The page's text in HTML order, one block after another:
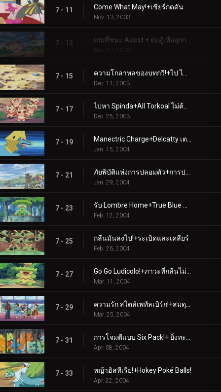
7 - 11 Come What May!+เชียร์กดดัน
Nov. 13, 2003
7 - 13
7 - 15
Dec. 11, 2003
7 - 17
Dec. 25, 2003
7 - 19
Jan. 15, 2004
7 - 21
Jan. 29, 2004
7 - 23
Feb. 12, 2004
7 - 25 กลืนมันลงไป!+ระเบิดและเคลียร์
Feb. 26, 2004
7 - 27
Mar. 11, 2004
7 - 29
Mar. 25, 2004
7 - 31
Apr. 08, 2004
7 - 33 หญ้าฮิสทีเรีย!+Hokey Poké Balls!
Apr. 22, 2004